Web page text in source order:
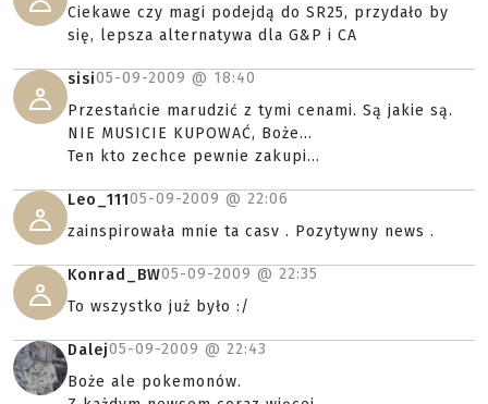
Ciekawe czy magi podejdą do SR25, przydało by
się, lepsza alternatywa dla G&P i CA
sisi05-09-2009 @ 18:40
Przestańcie marudzić z tymi cenami. Są jakie są.
NIE MUSICIE KUPOWAĆ, Boże...
Ten kto zechce pewnie zakupi...
Leo_11105-09-2009 @ 22:06
zainspirowała mnie ta casv . Pozytywny news .
Konrad_BW05-09-2009 @ 22:35
To wszystko już było :/
Dalej05-09-2009 @ 22:43
Boże ale pokemonów.